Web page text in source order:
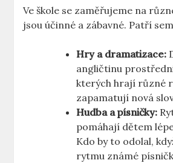
Ve škole se zaměřujeme na
jsou účinné a zábavné. Patří
Hry a dramatizace:
angličtinu
kterých hrají různé
zapamatují nová
Hudba a písničky:
pomáhají dětem
Kdo by to odolal,
rytmu známé